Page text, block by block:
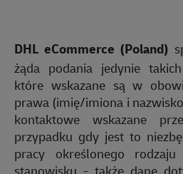
DHL eCommerce (Poland)
żąda podania jedynie
które wskazane są w
prawa (imię/imiona i
kontaktowe wskazane
przypadku gdy jest to
pracy określonego